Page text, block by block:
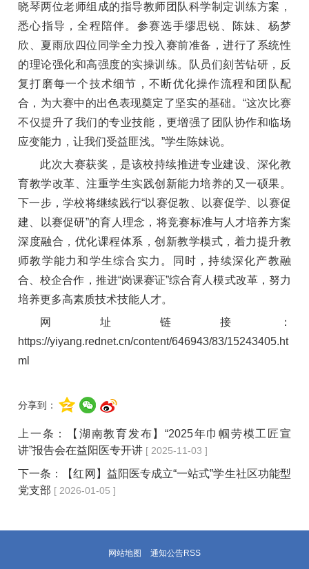
晓琴两位老师组成的指导教师团队科学制定训练方案，
悉心指导，全程陪伴。参赛选手缪思锐、陈妹、杨梦
欣、夏雨欣四位同学全力投入赛前准备，进行了系统性
的理论强化和高强度的实操训练。队员们刻苦钻研，反
复打磨每一个技术细节，不断优化操作流程和团队配
合，为大赛中的出色表现奠定了坚实的基础。“这次比赛
不仅提升了我们的专业技能，更增强了团队协作和临场
应变能力，让我们受益匪浅。”学生陈妹说。
此次大赛获奖，是该校持续推进专业建设、深化教
育教学改革、注重学生实践创新能力培养的又一硕果。
下一步，学校将继续践行“以赛促教、以赛促学、以赛促
建、以赛促研”的育人理念，将竞赛标准与人才培养方案
深度融合，优化课程体系，创新教学模式，着力提升教
师教学能力和学生综合实力。同时，持续深化产教融
合、校企合作，推进“岗课赛证”综合育人模式改革，努力
培养更多高素质技术技能人才。
网址链接：
https://yiyang.rednet.cn/content/646943/83/15243405.ht
ml
分享到：
上一条：
【湖南教育发布】“2025年巾帼劳模工匠宣
讲”报告会在益阳医专开讲 [ 2025-11-03 ]
下一条：
【红网】益阳医专成立“一站式”学生社区功能型
党支部 [ 2026-01-05 ]
网站地图 通知公告RSS